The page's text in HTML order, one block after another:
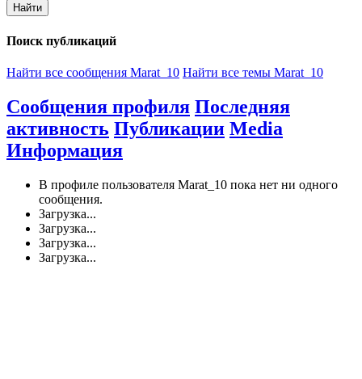
Найти
Поиск публикаций
Найти все сообщения Marat_10 Найти все темы Marat_10
Сообщения профиля Последняя
активность Публикации Media
Информация
В профиле пользователя Marat_10 пока нет ни одного
сообщения.
Загрузка...
Загрузка...
Загрузка...
Загрузка...